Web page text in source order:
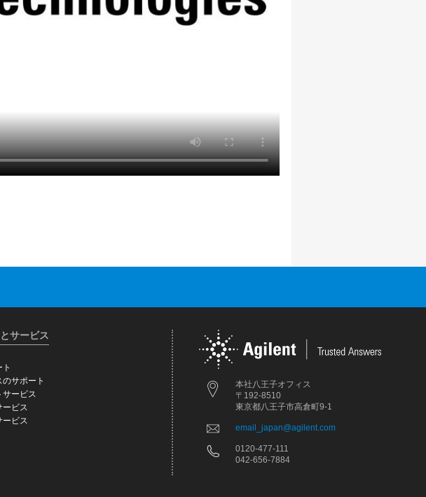
本社八王子オフィス
〒192-8510
東京都八王子市高倉町9-1
email_japan@agilent.com
0120-477-111
042-656-7884
サービス
サポート
サービス
ービス
ービス